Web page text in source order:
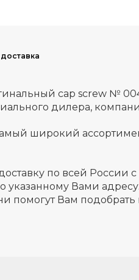
cap screw №
дилера,
широкий
по всей России
указанному Вами
помогут Вам